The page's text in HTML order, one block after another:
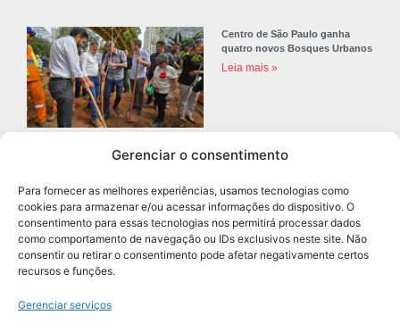
Gerenciar o consentimento
Para fornecer as melhores experiências, usamos tecnologias como
cookies para armazenar e/ou acessar informações do dispositivo. O
consentimento para essas tecnologias nos permitirá processar dados
como comportamento de navegação ou IDs exclusivos neste site. Não
consentir ou retirar o consentimento pode afetar negativamente certos
recursos e funções.
Gerenciar serviços
Centro de São Paulo ganha
quatro novos Bosques Urbanos
Leia mais »
para professores
Leia mais »
Navegação